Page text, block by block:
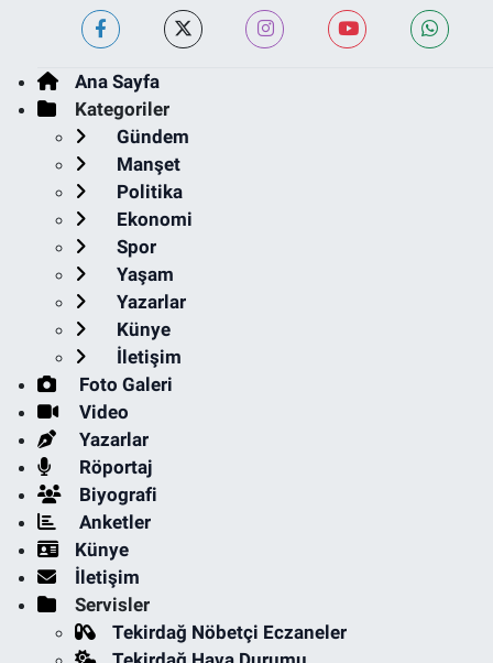
Ana Sayfa
Kategoriler
Gündem
Manşet
Politika
Ekonomi
Spor
Yaşam
Yazarlar
Künye
İletişim
Foto Galeri
Video
Yazarlar
Röportaj
Biyografi
Anketler
Künye
İletişim
Servisler
Tekirdağ Nöbetçi Eczaneler